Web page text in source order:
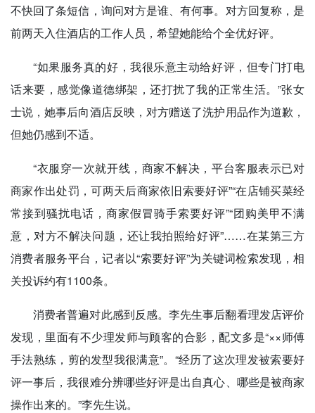
不快回了条短信，询问对方是谁、有何事。对方回复称，是
前两天入住酒店的工作人员，希望她能给个全优好评。
“如果服务真的好，我很乐意主动给好评，但专门打电
话来要，感觉像道德绑架，还打扰了我的正常生活。”张女
士说，她事后向酒店反映，对方赠送了洗护用品作为道歉，
但她仍感到不适。
“衣服穿一次就开线，商家不解决，平台客服表示已对
商家作出处罚，可两天后商家依旧索要好评”“在店铺买菜经
常接到骚扰电话，商家假冒骑手索要好评”“团购美甲不满
意，对方不解决问题，还让我拍照给好评”……在某第三方
消费者服务平台，记者以“索要好评”为关键词检索发现，相
关投诉约有1100条。
消费者普遍对此感到反感。李先生事后翻看理发店评价
发现，里面有不少理发师与顾客的合影，配文多是“××师傅
手法熟练，剪的发型我很满意”。“经历了这次理发被索要好
评一事后，我很难分辨哪些好评是出自真心、哪些是被商家
操作出来的。”李先生说。